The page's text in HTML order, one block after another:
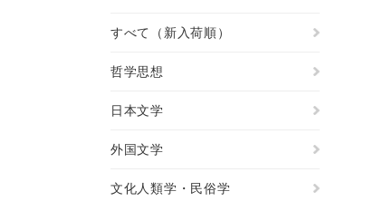
すべて（新入荷順）
哲学思想
日本文学
外国文学
文化人類学・民俗学